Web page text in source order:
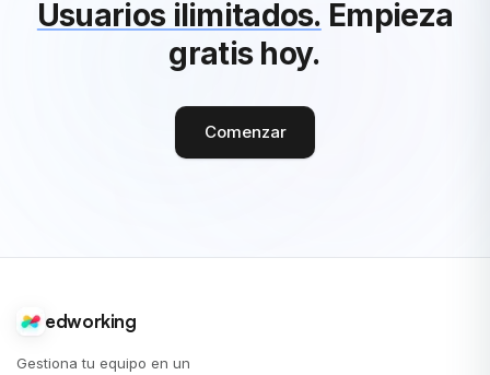
Usuarios ilimitados. Empieza
gratis hoy.
Comenzar
edworking
Gestiona tu equipo en un